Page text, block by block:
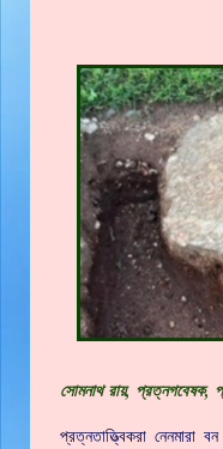
সোমনাথ রায়, প্রত্নগবেষক,
প্রত্নতাত্ত্বিকরা নেনমারা